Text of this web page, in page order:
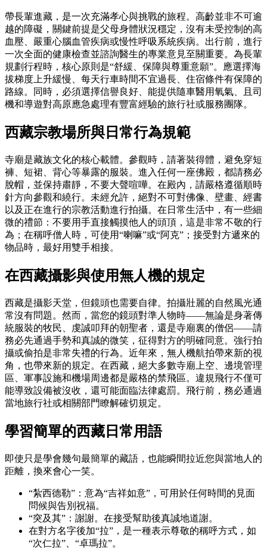
帶長輩進藏，是一次充滿孝心與挑戰的旅程。高齡並非不可逾
越的障礙，關鍵前提是父母身體狀況穩定，沒有未受控制的高
血壓、嚴重心腦血管疾病或慢性呼吸系統疾病。出行前，進行
一次全面的健康檢查並諮詢醫生的專業意見至關重要。為長輩
規劃行程時，核心原則是“舒緩、保障與尊重意願”。應選擇海
拔梯度上升緩慢、每天行車時間不宜過長、住宿條件有保障的
路線。同時，必須選擇信譽良好、能提供隨車醫用氧氣、且司
機和導遊對高原應急處理有豐富經驗的旅行社或服務團隊。
西藏宗教場所與日常行為規範
寺廟是藏族文化的核心載體。參觀時，請著裝得體，避免穿短
褲、短裙、背心等暴露的服裝。進入任何一座佛殿，都請務必
脫帽，並保持肅靜，不要大聲喧嘩。在殿內，請嚴格遵循順時
針方向參觀和繞行。未經允許，絕對不可對佛像、壁畫、經書
以及正在進行的宗教活動進行拍攝。在日常生活中，有一些細
微的禮節：不要用手直接觸摸他人的頭頂，這是非常不敬的行
為；在稱呼僧人時，可使用“喇嘛”或“阿克”；接受對方遞來的
物品時，最好用雙手相接。
在西藏攝影與使用無人機的規定
西藏是攝影天堂，但鏡頭也需要自律。拍攝壯麗的自然風光通
常沒有問題。然而，當您的鏡頭對準人物時——無論是身著傳
統服裝的牧民、虔誠叩拜的朝聖者，還是寺廟裏的僧侶——請
務必先通過手勢和真誠的微笑，征得對方的明確同意。強行拍
攝或偷拍是非常失禮的行為。近年來，無人機航拍帶來新的視
角，也帶來新的規定。在西藏，絕大多數寺廟上空、邊境管理
區、軍事設施和機場周邊都是嚴格的禁飛區。違規飛行不僅可
能導致設備被沒收，還可能面臨法律處罰。飛行前，務必通過
當地旅行社或相關部門瞭解確切規定。
學習簡單的西藏日常用語
即使只是學會幾句最簡單的藏語，也能瞬間拉近您與當地人的
距離，換來會心一笑。
“紮西德勒”：意為“吉祥如意”，可用於任何時間的見面
問候與告別祝福。
“突及其”：謝謝。在接受幫助後真誠地道謝。
在對方名字後加“拉”，是一種表示尊敬的稱呼方式，如
“次仁拉”、“卓瑪拉”。